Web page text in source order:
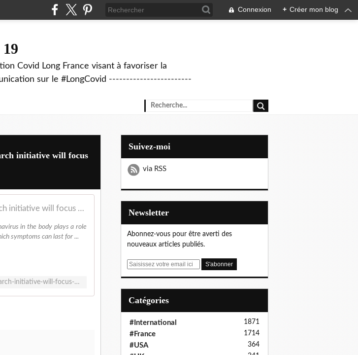
Connexion + Créer mon blog
Covid Long France visant à favoriser la
sur le #LongCovid ------------------------
initiative will focus
New research initiative will focus on root causes of long COVID
in the body plays a role
symptoms can last for ...
https://www.latimes.com/california/story/2022-09-07/new-research-initiative-will-focus-on-root-causes-of-long-covid
Suivez-moi
via RSS
Newsletter
Abonnez-vous pour être averti des
nouveaux articles publiés.
E
Catégories
#International 1871
#France 1714
#USA 364